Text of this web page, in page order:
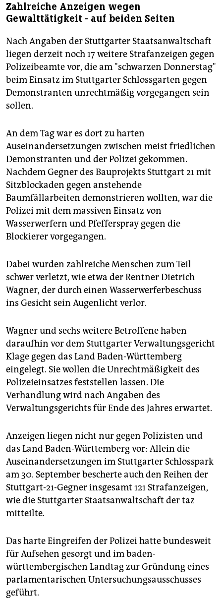
Zahlreiche Anzeigen wegen
Gewalttätigkeit - auf beiden Seiten
Nach Angaben der Stuttgarter Staatsanwaltschaft
liegen derzeit noch 17 weitere Strafanzeigen gegen
Polizeibeamte vor, die am "schwarzen Donnerstag"
beim Einsatz im Stuttgarter Schlossgarten gegen
Demonstranten unrechtmäßig vorgegangen sein
sollen.
An dem Tag war es dort zu harten
Auseinandersetzungen zwischen meist friedlichen
Demonstranten und der Polizei gekommen.
Nachdem Gegner des Bauprojekts Stuttgart 21 mit
Sitzblockaden gegen anstehende
Baumfällarbeiten demonstrieren wollten, war die
Polizei mit dem massiven Einsatz von
Wasserwerfern und Pfefferspray gegen die
Blockierer vorgegangen.
Dabei wurden zahlreiche Menschen zum Teil
schwer verletzt, wie etwa der Rentner Dietrich
Wagner, der durch einen Wasserwerferbeschuss
ins Gesicht sein Augenlicht verlor.
Wagner und sechs weitere Betroffene haben
daraufhin vor dem Stuttgarter Verwaltungsgericht
Klage gegen das Land Baden-Württemberg
eingelegt. Sie wollen die Unrechtmäßigkeit des
Polizeieinsatzes feststellen lassen. Die
Verhandlung wird nach Angaben des
Verwaltungsgerichts für Ende des Jahres erwartet.
Anzeigen liegen nicht nur gegen Polizisten und
das Land Baden-Württemberg vor: Allein die
Auseinandersetzungen im Stuttgarter Schlosspark
am 30. September bescherte auch den Reihen der
Stuttgart-21-Gegner insgesamt 121 Strafanzeigen,
wie die Stuttgarter Staatsanwaltschaft der taz
mitteilte.
Das harte Eingreifen der Polizei hatte bundesweit
für Aufsehen gesorgt und im baden-
württembergischen Landtag zur Gründung eines
parlamentarischen Untersuchungsausschusses
geführt.